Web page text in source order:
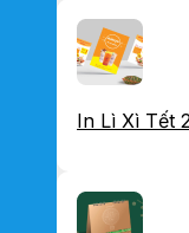
In Lì Xì Tết